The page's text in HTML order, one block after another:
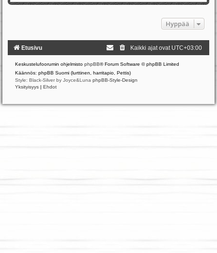
Hyppää
Etusivu Kaikki ajat ovat UTC+03:00
Keskustelufoorumin ohjelmisto phpBB® Forum Software © phpBB Limited
Käännös: phpBB Suomi (lurttinen, harritapio, Pettis)
Style: Black-Silver by Joyce&Luna phpBB-Style-Design
Yksityisyys | Ehdot